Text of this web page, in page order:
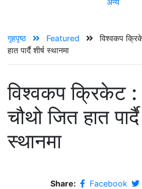
गृहपृष्ठ Featured
विश्वकप
हात पार्दै शीर्ष स्थानमा
विश्वकप क्रिकेट :
चौथो जित हात पार्दै
स्थानमा
Share: Facebook